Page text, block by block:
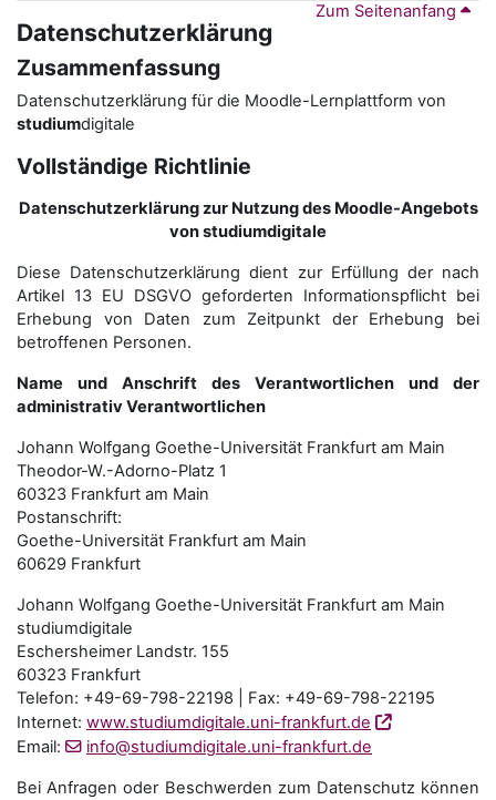
Zum Seitenanfang
Datenschutzerklärung
Zusammenfassung
Datenschutzerklärung für die Moodle-Lernplattform von
studiumdigitale
Vollständige Richtlinie
Datenschutzerklärung zur Nutzung des Moodle-Angebots
von studiumdigitale
Diese Datenschutzerklärung dient zur Erfüllung der nach
Artikel 13 EU DSGVO geforderten Informationspflicht bei
Erhebung von Daten zum Zeitpunkt der Erhebung bei
betroffenen Personen.
Name und Anschrift des Verantwortlichen und der
administrativ Verantwortlichen
Johann Wolfgang Goethe-Universität Frankfurt am Main
Theodor-W.-Adorno-Platz 1
60323 Frankfurt am Main
Postanschrift:
Goethe-Universität Frankfurt am Main
60629 Frankfurt
Johann Wolfgang Goethe-Universität Frankfurt am Main
studiumdigitale
Eschersheimer Landstr. 155
60323 Frankfurt
Telefon: +49-69-798-22198 | Fax: +49-69-798-22195
Internet: www.studiumdigitale.uni-frankfurt.de
Email:
info@studiumdigitale.uni-frankfurt.de
Bei Anfragen oder Beschwerden zum Datenschutz können